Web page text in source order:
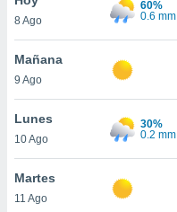
y
en
más
de
8 Ago
60%
0.6 mm
Mañana
9 Ago
Lunes
10 Ago
30%
0.2 mm
Martes
11 Ago